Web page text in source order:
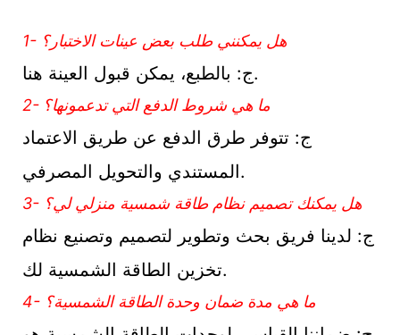
1- هل يمكنني طلب بعض عينات الاختبار؟
ج: بالطبع، يمكن قبول العينة هنا.
2- ما هي شروط الدفع التي تدعمونها؟
ج: تتوفر طرق الدفع عن طريق الاعتماد
المستندي والتحويل المصرفي.
3- هل يمكنك تصميم نظام طاقة شمسية منزلي لي؟
ج: لدينا فريق بحث وتطوير لتصميم وتصنيع نظام
تخزين الطاقة الشمسية لك.
4- ما هي مدة ضمان وحدة الطاقة الشمسية؟